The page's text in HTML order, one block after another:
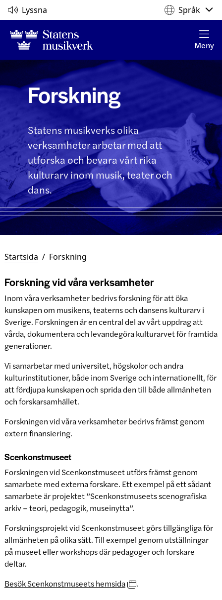
Lyssna Språk
Meny
Forskning
Statens musikverks olika
verksamheter arbetar med att
utforska och bevara vårt rika
kulturarv inom musik, teater och
dans.
Startsida / Forskning
Forskning vid våra verksamheter
Inom våra verksamheter bedrivs forskning för att öka
kunskapen om musikens, teaterns och dansens kulturarv i
Sverige. Forskningen är en central del av vårt uppdrag att
vårda, dokumentera och levandegöra kulturarvet för framtida
generationer.
Vi samarbetar med universitet, högskolor och andra
kulturinstitutioner, både inom Sverige och internationellt, för
att fördjupa kunskapen och sprida den till både allmänheten
och forskarsamhället.
Forskningen vid våra verksamheter bedrivs främst genom
extern finansiering.
Scenkonstmuseet
Forskningen vid Scenkonstmuseet utförs främst genom
samarbete med externa forskare. Ett exempel på ett sådant
samarbete är projektet ”Scenkonstmuseets scenografiska
arkiv – teori, pedagogik, museinytta”.
Forskningsprojekt vid Scenkonstmuseet görs tillgängliga för
allmänheten på olika sätt. Till exempel genom utställningar
på museet eller workshops där pedagoger och forskare
deltar.
Besök Scenkonstmuseets hemsida
.